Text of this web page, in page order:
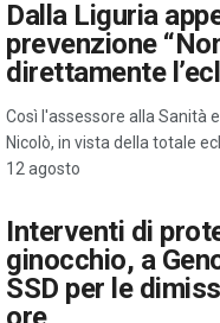
Dalla Liguria
prevenzione
direttamente
Così l'assessore alla Sanità
Nicolò, in vista della totale
12 agosto
Interventi di
ginocchio, a
SSD per le